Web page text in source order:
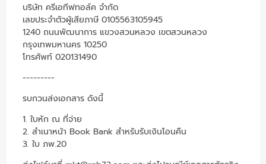
บริษัท ครีเอทีฟทอล์ค จำกัด
เลขประจำตัวผู้เสียภาษี 0105563105945
1240 ถนนพัฒนาการ แขวงสวนหลวง เขตสวนหลวง
กรุงเทพมหานคร 10250
โทรศัพท์ 020131490
---------
รบกวนส่งเอกสาร ดังนี้
1. ใบหัก ณ ที่จ่าย
2. สำเนาหน้า Book Bank สำหรับรับเงินโอนคืน
3. ใบ ภพ.20